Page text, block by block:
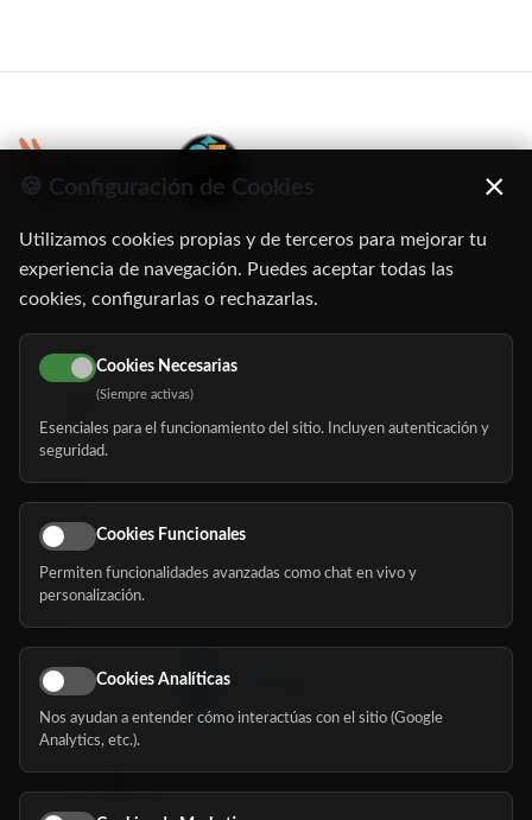
C/ Oruro, 11. 28016 Madrid
91 345 06 26
616 113 103
hola@mundomayor.com
Buscador de residencias
Eventos
Nosotros
Síguenos
🍪 Configuración de Cookies ×
Utilizamos cookies propias y de terceros para mejorar tu
experiencia de navegación. Puedes aceptar todas las
cookies, configurarlas o rechazarlas.
Cookies Necesarias
(Siempre activas)
Esenciales para el funcionamiento del sitio. Incluyen autenticación y
seguridad.
Cookies Funcionales
Permiten funcionalidades avanzadas como chat en vivo y
personalización.
Cookies Analíticas
Nos ayudan a entender cómo interactúas con el sitio (Google
Analytics, etc.).